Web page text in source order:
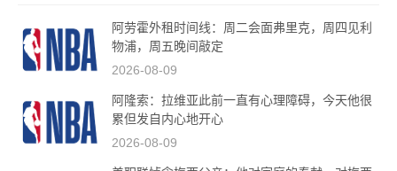
阿劳霍外租时间线：周二会面弗里克，周四见利
物浦，周五晚间敲定
2026-08-09
阿隆索：拉维亚此前一直有心理障碍，今天他很
累但发自内心地开心
2026-08-09